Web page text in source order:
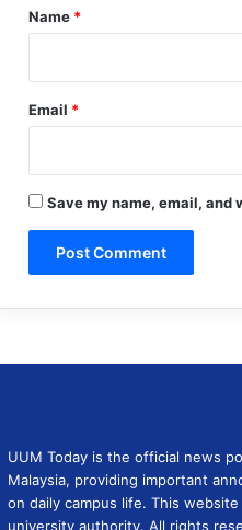
*
Name *
Email *
Save my name, email, and
UUM Today is the official news
Malaysia, providing important
on daily campus life. This
university authority. All rights